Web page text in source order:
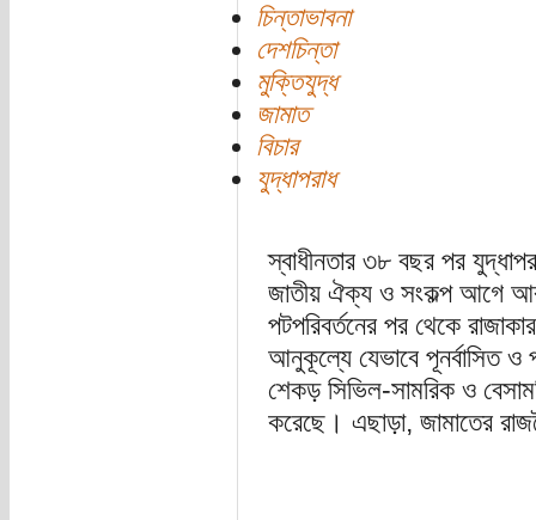
চিন্তাভাবনা
দেশচিন্তা
মুক্তিযুদ্ধ
জামাত
বিচার
যুদ্ধাপরাধ
স্বাধীনতার ৩৮ বছর পর
জাতীয় ঐক্য ও সংকল্প আগে
পটপরিবর্তনের পর থেকে
আনুকূল্যে যেভাবে পূনর্বাসিত ও
শেকড় সিভিল-সামরিক ও
করেছে। এছাড়া, জামাতের